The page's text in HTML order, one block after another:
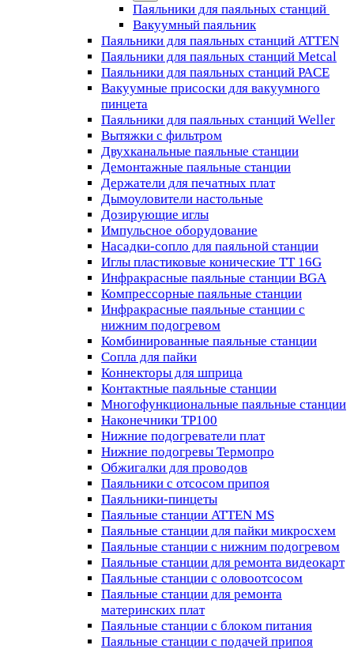
Паяльники для паяльных станций
Вакуумный паяльник
Паяльники для паяльных станций ATTEN
Паяльники для паяльных станций Metcal
Паяльники для паяльных станций PACE
Вакуумные присоски для вакуумного
пинцета
Паяльники для паяльных станций Weller
Вытяжки с фильтром
Двухканальные паяльные станции
Демонтажные паяльные станции
Держатели для печатных плат
Дымоуловители настольные
Дозирующие иглы
Импульсное оборудование
Насадки-сопло для паяльной станции
Иглы пластиковые конические TT 16G
Инфракрасные паяльные станции BGA
Компрессорные паяльные станции
Инфракрасные паяльные станции с
нижним подогревом
Комбинированные паяльные станции
Сопла для пайки
Коннекторы для шприца
Контактные паяльные станции
Многофункциональные паяльные станции
Наконечники TP100
Нижние подогреватели плат
Нижние подогревы Термопро
Обжигалки для проводов
Паяльники с отсосом припоя
Паяльники-пинцеты
Паяльные станции ATTEN MS
Паяльные станции для пайки микросхем
Паяльные станции с нижним подогревом
Паяльные станции для ремонта видеокарт
Паяльные станции с оловоотсосом
Паяльные станции для ремонта
материнских плат
Паяльные станции с блоком питания
Паяльные станции с подачей припоя